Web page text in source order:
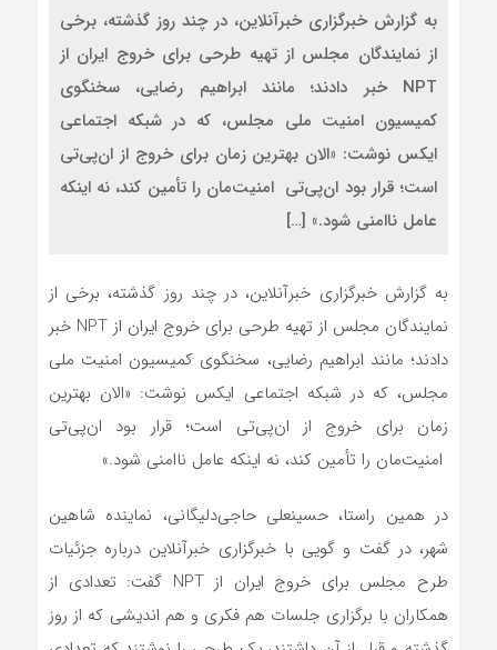
به گزارش خبرگزاری خبرآنلاین، در چند روز گذشته، برخی
از نمایندگان مجلس از تهیه طرحی برای خروج ایران از
NPT خبر دادند؛ مانند ابراهیم رضایی، سخنگوی
کمیسیون امنیت ملی مجلس، که در شبکه اجتماعی
ایکس نوشت: «الان بهترین زمان برای خروج از ان‌پی‌تی
است؛ قرار بود ان‌پی‌تی امنیت‌مان را تأمین کند، نه اینکه
عامل ناامنی شود.» […]
به گزارش خبرگزاری خبرآنلاین، در چند روز گذشته، برخی از
نمایندگان مجلس از تهیه طرحی برای خروج ایران از NPT خبر
دادند؛ مانند ابراهیم رضایی، سخنگوی کمیسیون امنیت ملی
مجلس، که در شبکه اجتماعی ایکس نوشت: «الان بهترین
زمان برای خروج از ان‌پی‌تی است؛ قرار بود ان‌پی‌تی
امنیت‌مان را تأمین کند، نه اینکه عامل ناامنی شود.»
در همین راستا، حسینعلی حاجی‌دلیگانی، نماینده شاهین
شهر، در گفت و گویی با خبرگزاری خبرآنلاین درباره جزئیات
طرح مجلس برای خروج ایران از NPT گفت: تعدادی از
همکاران با برگزاری جلسات هم فکری و هم اندیشی که از روز